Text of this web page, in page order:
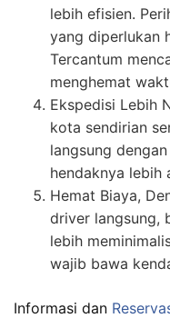
lebih efisien.
yang diperlukan
Tercantum
menghemat
Ekspedisi Lebih
kota sendirian
langsung
hendaknya lebih
Hemat Biaya,
driver langsung,
lebih
wajib bawa
Informasi dan